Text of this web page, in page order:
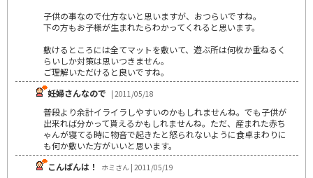
子供の事なので仕方ないと思いますが、おつらいですね。
下の方もお子様が生まれたらわかってくれると思います。
敷けるところには全てマットを敷いて、遊ぶ所は何枚か重ねるく
らいしか対策は思いつきません。
ご理解いただけると良いですね。
妊婦さんなので | 2011/05/18
普段より余計イライラしやすいのかもしれませんね。でも子供が
出来れば分かって貰えるかもしれませんね。ただ、産まれた赤ち
ゃんが寝てる時に物音で起きたと怒られないように食卓まわりに
も何か敷いた方がいいと思います。
こんばんは！
ホミさん | 2011/05/19